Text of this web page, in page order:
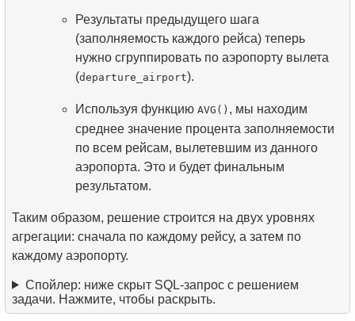
Результаты предыдущего шага
(заполняемость каждого рейса) теперь
нужно сгруппировать по аэропорту вылета
(departure_airport).
Используя функцию AVG() , мы находим
среднее значение процента заполняемости
по всем рейсам, вылетевшим из данного
аэропорта. Это и будет финальным
результатом.
Таким образом, решение строится на двух уровнях
агрегации: сначала по каждому рейсу, а затем по
каждому аэропорту.
Спойлер: ниже скрыт SQL‑запрос с решением
задачи. Нажмите, чтобы раскрыть.